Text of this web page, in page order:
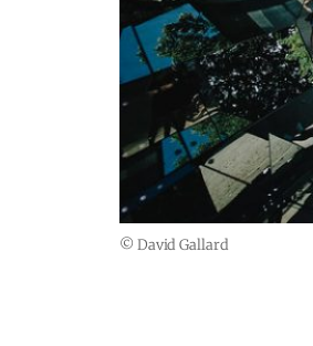
© David Gallard